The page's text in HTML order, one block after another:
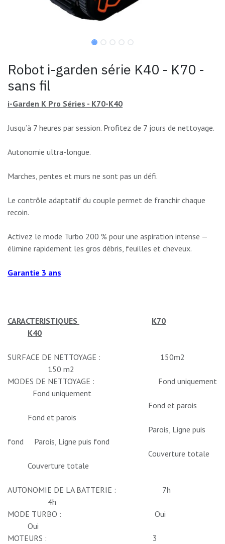
Robot i-garden série K40 - K70 -
sans fil
i-Garden K Pro Séries - K70-K40
Jusqu’à 7 heures par session. Profitez de 7 jours de nettoyage.
Autonomie ultra-longue.
Marches, pentes et murs ne sont pas un défi.
Le contrôle adaptatif du couple permet de franchir chaque
recoin.
Activez le mode Turbo 200 % pour une aspiration intense —
élimine rapidement les gros débris, feuilles et cheveux.
Garantie 3 ans
CARACTERISTIQUES
​K70
​K40
SURFACE DE NETTOYAGE :
​150m2
​150 m2
MODES DE NETTOYAGE :
​Fond uniquement
​​Fond uniquement
​Fond et parois
​Fond et parois
​​Parois, Ligne puis
fond
​​Parois, Ligne puis fond
​​Couverture totale
​​Couverture totale
AUTONOMIE DE LA BATTERIE :
7h
​4h
MODE TURBO :
​Oui
​Oui
MOTEURS :
​3